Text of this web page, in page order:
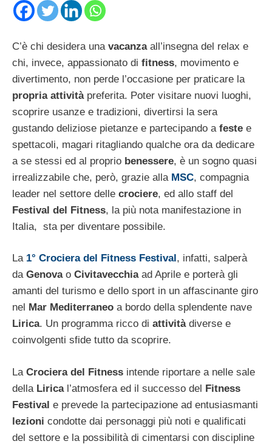
C’è chi desidera una vacanza all’insegna del relax e
chi, invece, appassionato di fitness, movimento e
divertimento, non perde l’occasione per praticare la
propria attivitàpreferita. Poter visitare nuovi luoghi,
scoprire usanze e tradizioni, divertirsi la sera
gustando deliziose pietanze e partecipando a feste e
spettacoli, magari ritagliando qualche ora da dedicare
a se stessi ed al proprio benessere, è un sogno quasi
irrealizzabile che, però, grazie alla MSC, compagnia
leader nel settore delle crociere, ed allo staff del
Festival del Fitness, la più nota manifestazione in
Italia, sta per diventare possibile.
La1° Crociera del Fitness Festival , infatti, salperà
da Genovao Civitavecchiaad Aprile e porterà gli
amanti del turismo e dello sport in un affascinante giro
nel
Mar Mediterraneo a bordo della splendente nave
Lirica. Un programma ricco di attivitàdiverse e
coinvolgenti sfide tutto da scoprire.
La Crociera del Fitness intende riportare a nelle sale
della Lirical’atmosfera ed il successo del Fitness
Festival e prevede la partecipazione ad entusiasmanti
lezioni condotte dai personaggi più noti e qualificati
del settore e la possibilità di cimentarsi con discipline